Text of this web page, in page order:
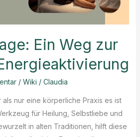
Ein Weg zur
/ Wiki / Claudia
als nur eine körperliche Praxis es ist
für Heilung, Selbstliebe und
in alten Traditionen, hilft diese